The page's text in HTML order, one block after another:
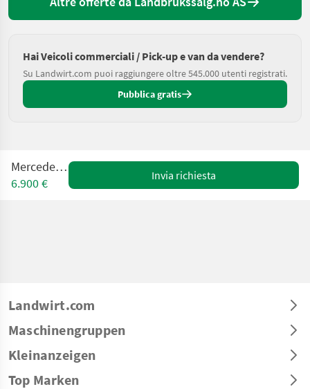
Hai Veicoli commerciali / Pick-up e van da vendere?
Su Landwirt.com puoi raggiungere oltre 545.000 utenti registrati.
Pubblica gratis
Mercedes Vito
6.900 €
Invia richiesta
Landwirt.com
Maschinengruppen
Kleinanzeigen
Top Marken